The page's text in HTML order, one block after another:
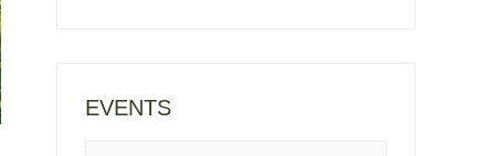
EVENTS